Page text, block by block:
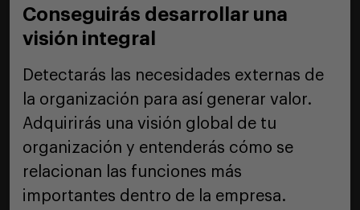
Conseguirás desarrollar una
visión integral
Detectarás las necesidades externas de
la organización para así generar valor.
Adquirirás una visión global de tu
organización y entenderás cómo se
relacionan las funciones más
importantes dentro de la empresa.